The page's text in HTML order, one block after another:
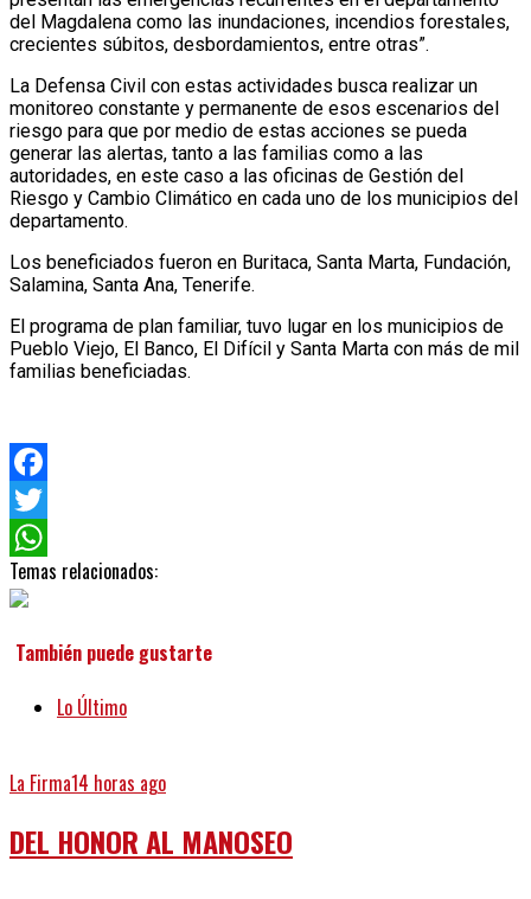
del Magdalena como las inundaciones, incendios forestales,
crecientes súbitos, desbordamientos, entre otras”.
La Defensa Civil con estas actividades busca realizar un
monitoreo constante y permanente de esos escenarios del
riesgo para que por medio de estas acciones se pueda
generar las alertas, tanto a las familias como a las
autoridades, en este caso a las oficinas de Gestión del
Riesgo y Cambio Climático en cada uno de los municipios del
departamento.
Los beneficiados fueron en Buritaca, Santa Marta, Fundación,
Salamina, Santa Ana, Tenerife.
El programa de plan familiar, tuvo lugar en los municipios de
Pueblo Viejo, El Banco, El Difícil y Santa Marta con más de mil
familias beneficiadas.
Facebook
Twitter
WhatsApp
Temas relacionados:
También puede gustarte
Lo Último
La Firma14 horas ago
DEL HONOR AL MANOSEO